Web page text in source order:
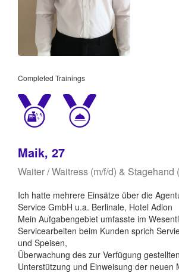
Completed Trainings
Maik, 27
Waiter / Waitress (m/f/d) & Stagehand
Ich hatte mehrere Einsätze über die
Service GmbH u.a. Berlinale, Hotel Adlon
Mein Aufgabengebiet umfasste im
Servicearbeiten beim Kunden sprich
und Speisen,
Überwachung des zur Verfügung
Unterstützung und Einweisung der neuen